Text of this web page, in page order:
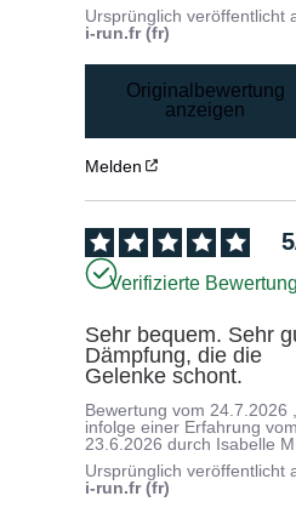
Ursprünglich veröffentlicht
i-run.fr (fr)
Originalbewertung
anzeigen
Melden
5
Verifizierte
Sehr bequem. Sehr
Dämpfung, die die
Gelenke schont.
Bewertung vom 24.7.2026
infolge einer Erfahrung
23.6.2026 durch Isabelle
Ursprünglich veröffentlicht
i-run.fr (fr)